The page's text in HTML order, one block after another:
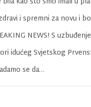
i spremni za novu i
NEWS! S
idućeg Svjetskog
se da…